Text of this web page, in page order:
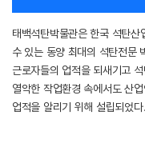
태백석탄박물관은 한국 석탄
수 있는 동양 최대의 석탄전문
근로자들의 업적을 되새기고
열악한 작업환경 속에서도 산
업적을 알리기 위해 설립되었